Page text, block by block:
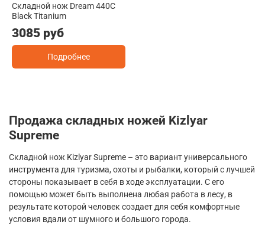
Складной нож Dream 440C
Black Titanium
3085 руб
Подробнее
Продажа складных ножей Kizlyar
Supreme
Складной нож KizlyarSupreme – это вариант универсального
инструмента для туризма, охоты и рыбалки, который с лучшей
стороны показывает в себя в ходе эксплуатации. С его
помощью может быть выполнена любая работа в лесу, в
результате которой человек создает для себя комфортные
условия вдали от шумного и большого города.